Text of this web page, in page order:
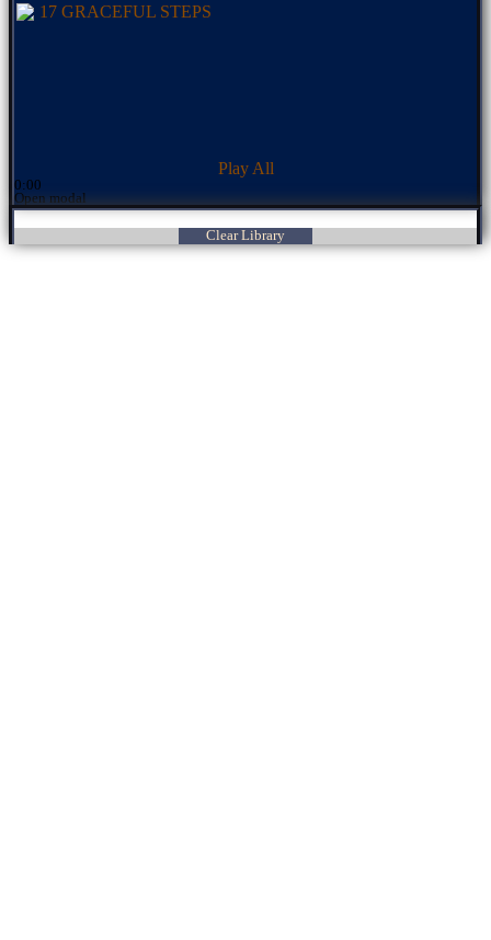
17 GRACEFUL STEPS
Play All
0:00
Open modal
Clear Library